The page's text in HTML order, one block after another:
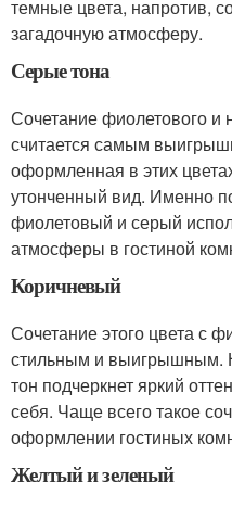
темные цвета, напротив,
загадочную атмосферу.
Серые тона
Сочетание фиолетового и
считается самым
оформленная в этих
утонченный вид. Именно
фиолетовый и серый
атмосферы в гостиной
Коричневый
Сочетание этого цвета с
стильным и
тон подчеркнет яркий
себя. Чаще всего такое
оформлении гостиных
Желтый и зеленый